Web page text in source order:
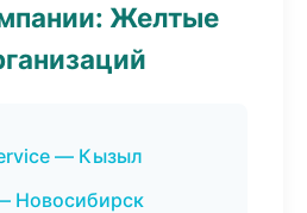
Желтые
— Кызыл
Новосибирск